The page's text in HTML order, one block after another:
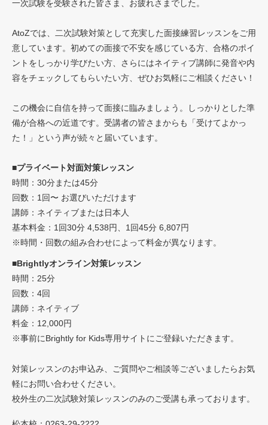
一次試験を受験された皆さま、お疲れさまでした。
AtoZでは、二次試験対策として充実した面接練習レッスンをご用
意しています。初めての面接で不安を感じている方、合格のポイ
ントをしっかり学びたい方、さらにはネイティブ講師に発音や内
容をチェックしてもらいたい方、ぜひお気軽にご相談ください！
この機会に自信を持って面接に臨みましょう。しっかりとした準
備が合格への近道です。受講者の皆さまからも「受けてよかっ
た！」という声が続々と届いています。
■プライベート対面対策レッスン
時間：30分または45分
回数：1回〜 お選びいただけます
講師：ネイティブまたは日本人
基本料金：1回30分 4,538円、1回45分 6,807円
※時間・回数の組み合わせによって料金が異なります。
■Brightlyオンライン対策レッスン
時間：25分
回数：4回
講師：ネイティブ
料金：12,000円
※事前にBrightly for Kids専用サイトにご登録いただきます。
対策レッスンのお申込み、ご質問やご相談等ございましたらお気
軽にお問い合わせください。
校外生の二次試験対策レッスンのみのご受講も承っております。